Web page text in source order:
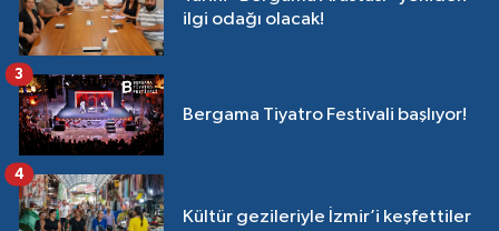
ilgi odağı olacak!
Bergama Tiyatro Festivali başlıyor!
3
Kültür gezileriyle İzmir’i keşfettiler
4